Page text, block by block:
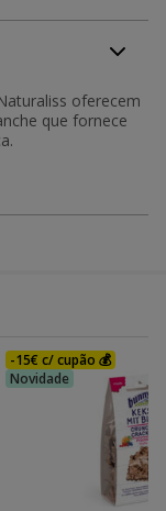
oferecem
que fornece
-15€ c/ cupão 💰
Novidade